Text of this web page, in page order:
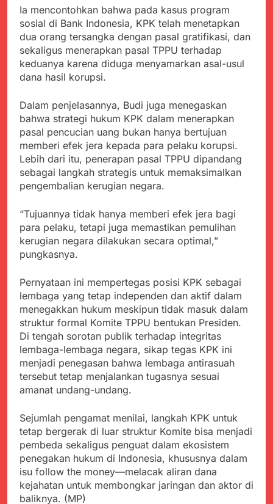
PDIP Tegaskan ASI
adalah Investasi
Peradaban dan Upaya
Cegah Stunting
Wujud Kepedulian Polri,
Kapolresta Sumenep
Koordinasikan dan
Berangkatkan Empat
Korban Kebakaran KMP
Mutiara Sentosa 2 ke
Agustus 5, 2026
SMA Negeri Nyalindung
Sukabumi Diduga
Disorot karena Dinilai
Bertentangan dengan
Edaran Disdik Jabar
Maritim Indonesia
Bantah Isu Mogok
Nasional TKBM: “Belum
Ada Keputusan Resmi”
Agustus 3, 2026
Menjelajahi Potensi
Alam dan Kehangatan
Gotong Royong di
Desa Sukakersa
Agustus 3, 2026
Ia mencontohkan bahwa pada kasus program
sosial di Bank Indonesia, KPK telah menetapkan
dua orang tersangka dengan pasal gratifikasi, dan
sekaligus menerapkan pasal TPPU terhadap
keduanya karena diduga menyamarkan asal-usul
dana hasil korupsi.
Dalam penjelasannya, Budi juga menegaskan
bahwa strategi hukum KPK dalam menerapkan
pasal pencucian uang bukan hanya bertujuan
memberi efek jera kepada para pelaku korupsi.
Lebih dari itu, penerapan pasal TPPU dipandang
sebagai langkah strategis untuk memaksimalkan
pengembalian kerugian negara.
“Tujuannya tidak hanya memberi efek jera bagi
para pelaku, tetapi juga memastikan pemulihan
kerugian negara dilakukan secara optimal,”
pungkasnya.
Pernyataan ini mempertegas posisi KPK sebagai
lembaga yang tetap independen dan aktif dalam
menegakkan hukum meskipun tidak masuk dalam
struktur formal Komite TPPU bentukan Presiden.
Di tengah sorotan publik terhadap integritas
lembaga-lembaga negara, sikap tegas KPK ini
menjadi penegasan bahwa lembaga antirasuah
tersebut tetap menjalankan tugasnya sesuai
amanat undang-undang.
Sejumlah pengamat menilai, langkah KPK untuk
tetap bergerak di luar struktur Komite bisa menjadi
pembeda sekaligus penguat dalam ekosistem
penegakan hukum di Indonesia, khususnya dalam
isu follow the money—melacak aliran dana
kejahatan untuk membongkar jaringan dan aktor di
baliknya. (MP)